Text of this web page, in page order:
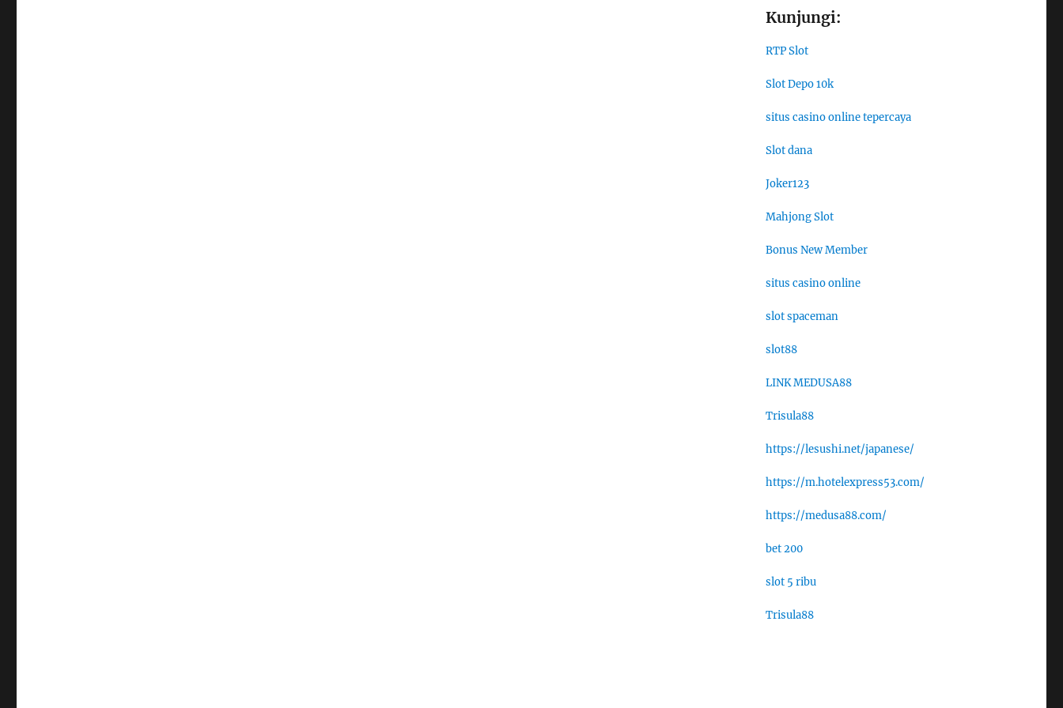
Kunjungi:
RTP Slot
Slot Depo 10k
situs casino online tepercaya
Slot dana
Joker123
Mahjong Slot
Bonus New Member
situs casino online
slot spaceman
slot88
LINK MEDUSA88
Trisula88
https://lesushi.net/japanese/
https://m.hotelexpress53.com/
https://medusa88.com/
bet 200
slot 5 ribu
Trisula88